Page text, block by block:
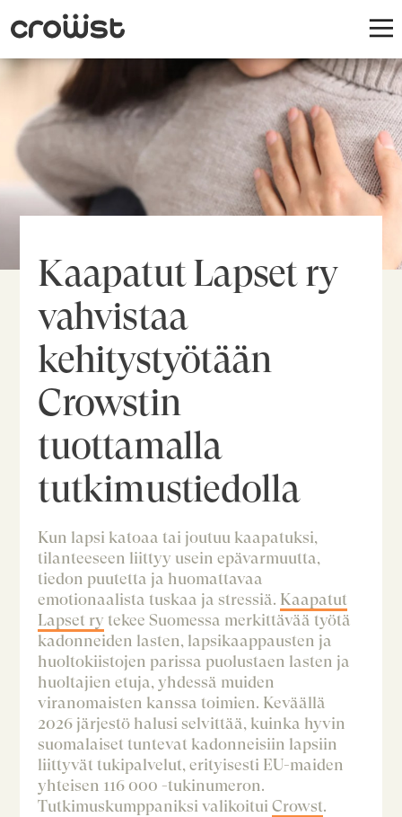
Kaapatut Lapset ry
vahvistaa
kehitystyötään
Crowstin
tuottamalla
tutkimustiedolla
Kun lapsi katoaa tai joutuu kaapatuksi,
tilanteeseen liittyy usein epävarmuutta,
tiedon puutetta ja huomattavaa
emotionaalista tuskaa ja stressiä. Kaapatut
Lapset ry tekee Suomessa merkittävää työtä
kadonneiden lasten, lapsikaappausten ja
huoltokiistojen parissa puolustaen lasten ja
huoltajien etuja, yhdessä muiden
viranomaisten kanssa toimien. Keväällä
2026 järjestö halusi selvittää, kuinka hyvin
suomalaiset tuntevat kadonneisiin lapsiin
liittyvät tukipalvelut, erityisesti EU-maiden
yhteisen 116 000 -tukinumeron.
Tutkimuskumppaniksi valikoituiCrowst.